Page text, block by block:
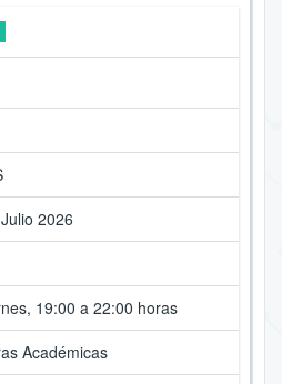
Julio 2026
19:00 a 22:00 horas
Académicas